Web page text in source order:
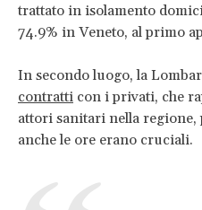
trattato in isolamento
74.9% in Veneto, al primo
In secondo luogo, la
contratti con i privati, che
attori sanitari nella regione,
anche le ore erano cruciali.